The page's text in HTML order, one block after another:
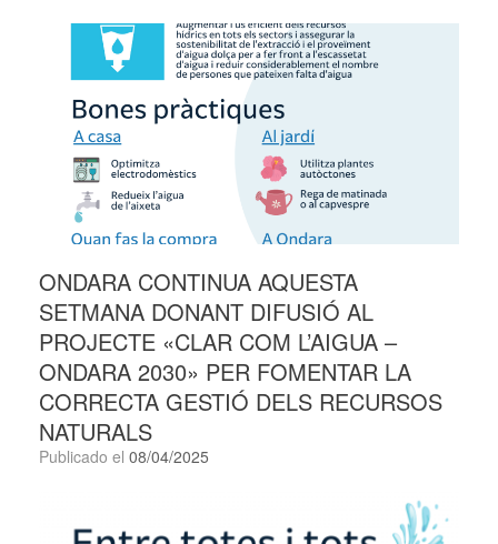
ONDARA CONTINUA AQUESTA
SETMANA DONANT DIFUSIÓ AL
PROJECTE «CLAR COM L’AIGUA –
ONDARA 2030» PER FOMENTAR LA
CORRECTA GESTIÓ DELS RECURSOS
NATURALS
Publicado el 08/04/2025